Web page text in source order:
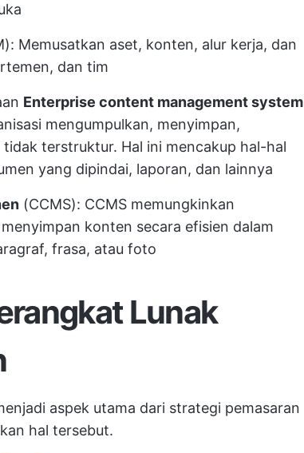
Memusatkan aset, konten, alur kerja, dan
dan tim
Enterprise content management system
mengumpulkan, menyimpan,
terstruktur. Hal ini mencakup hal-hal
yang dipindai, laporan, dan lainnya
(CCMS): CCMS memungkinkan
konten secara efisien dalam
frasa, atau foto
Lunak
aspek utama dari strategi pemasaran
hal tersebut.